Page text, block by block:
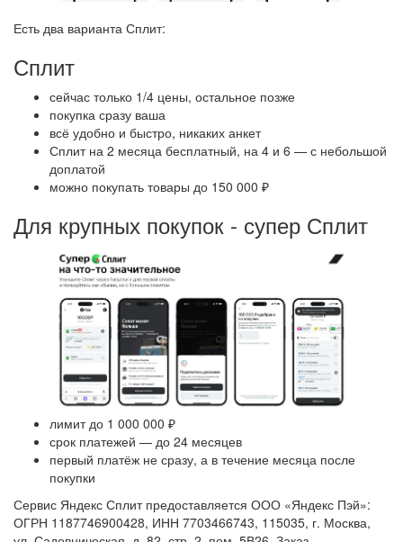
Есть два варианта Сплит:
Сплит
сейчас только 1/4 цены, остальное позже
покупка сразу ваша
всё удобно и быстро, никаких анкет
Сплит на 2 месяца бесплатный, на 4 и 6 — с небольшой
доплатой
можно покупать товары до 150 000 ₽
Для крупных покупок - супер Сплит
лимит до 1 000 000 ₽
срок платежей — до 24 месяцев
первый платёж не сразу, а в течение месяца после
покупки
Сервис Яндекс Сплит предоставляется ООО «Яндекс Пэй»:
ОГРН 1187746900428, ИНН 7703466743, 115035, г. Москва,